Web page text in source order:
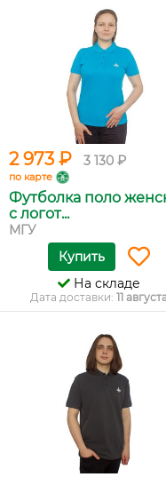
2 973 ₽ 3 130 ₽
по карте
Футболка поло
с логот...
МГУ
Купить
На складе
Дата доставки: 11